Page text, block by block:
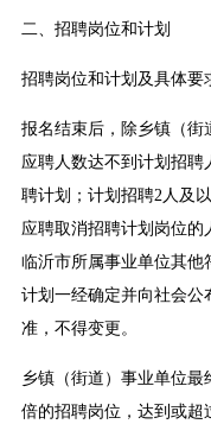
二、招聘岗位和计划
招聘岗位和计划及具体要
报名结束后，除乡镇（街
应聘人数达不到计划招聘
聘计划；计划招聘2人及
应聘取消招聘计划岗位
临沂市所属事业单位其他
计划一经确定并向社会公
准，不得变更。
乡镇（街道）事业单位
倍的招聘岗位，达到或超